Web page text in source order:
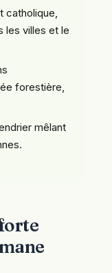
catholique,
les villes et le
forestière,
mêlant